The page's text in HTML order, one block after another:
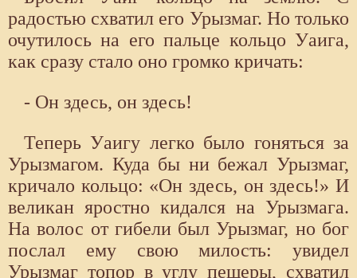
радостью схватил его Урызмаг. Но только
очутилось на его пальце кольцо Уаига,
как сразу стало оно громко кричать:
- Он здесь, он здесь!
Теперь Уаигу легко было гоняться за
Урызмагом. Куда бы ни бежал Урызмаг,
кричало кольцо: «Он здесь, он здесь!» И
великан яростно кидался на Урызмага.
На волос от гибели был Урызмаг, но бог
послал ему свою милость: увидел
Урызмаг топор в углу пещеры, схватил